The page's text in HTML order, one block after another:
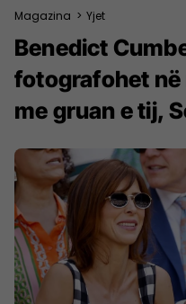
Magazina > Yjet
Benedict
fotografohet në
me gruan e tij,